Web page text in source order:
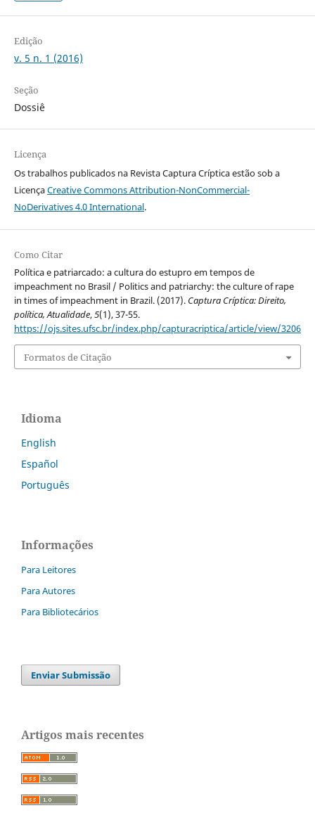
Edição
v. 5 n. 1 (2016)
Seção
Dossiê
Licença
Os trabalhos publicados na Revista Captura Críptica estão sob a
LicençaCreative Commons Attribution-NonCommercial-
NoDerivatives 4.0 International.
Como Citar
Política e patriarcado: a cultura do estupro em tempos de
impeachment no Brasil / Politics and patriarchy: the culture of rape
in times of impeachment in Brazil. (2017). Captura Críptica: Direito,
política, Atualidade,5(1), 37-55.
https://ojs.sites.ufsc.br/index.php/capturacriptica/article/view/3206
Formatos de Citação
Idioma
English
Español
Português
Informações
Para Leitores
Para Autores
Para Bibliotecários
Enviar Submissão
Artigos mais recentes